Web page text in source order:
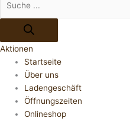
Aktionen
Startseite
Über uns
Ladengeschäft
Öffnungszeiten
Onlineshop